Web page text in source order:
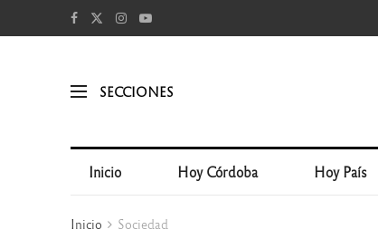
SECCIONES
Inicio Hoy Córdoba Hoy País
Inicio Sociedad